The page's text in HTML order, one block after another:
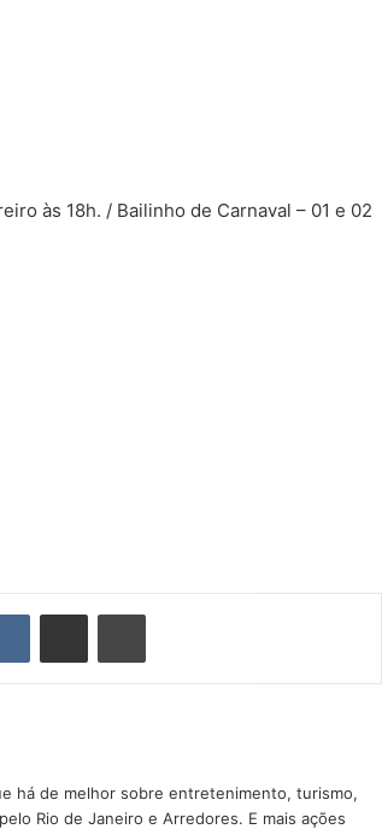
às 18h. / Bailinho de Carnaval – 01 e 02
há de melhor sobre entretenimento, turismo,
Rio de Janeiro e Arredores. E mais ações